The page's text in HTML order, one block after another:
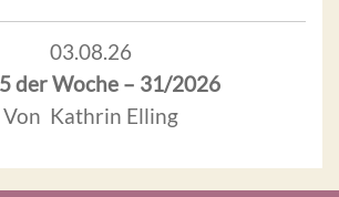
03.08.26
der Woche – 31/2026
Von Kathrin Elling